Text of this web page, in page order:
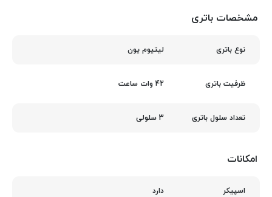
مشخصات باتری
نوع باتری لیتیوم یون
ظرفیت باتری 42 وات ساعت
تعداد سلول باتری 3 سلولی
امکانات
اسپیکر دارد